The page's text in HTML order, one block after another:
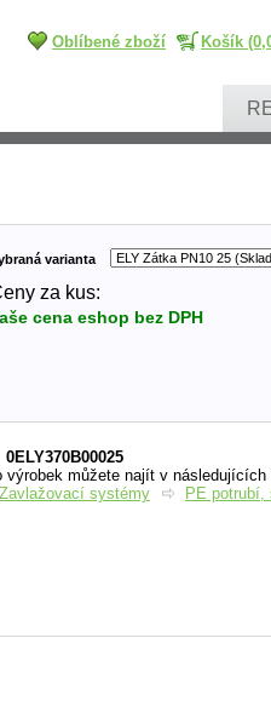
Oblíbené zboží Košík
varianta
za kus:
cena eshop bez DPH
0ELY370B00025
výrobek můžete najít v následujících
Zavlažovací systémy
PE potrubí,